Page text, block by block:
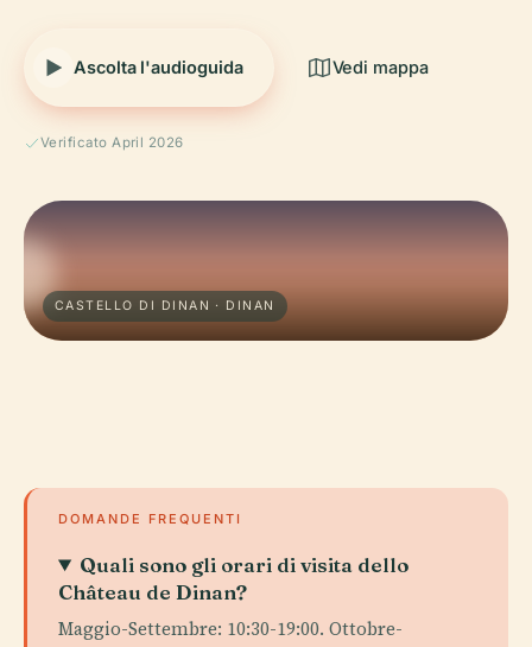
Ascolta l'audioguida Vedi mappa
Verificato April 2026
CASTELLO DI DINAN · DINAN
DOMANDE FREQUENTI
Quali sono gli orari di visita dello
Château de Dinan?
Maggio-Settembre: 10:30-19:00. Ottobre-